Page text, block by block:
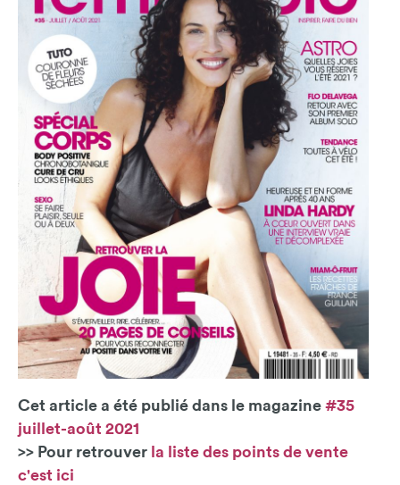
Cet article a été publié dans le magazine #35
juillet-août 2021
>> Pour retrouver la liste des points de vente
c'est ici